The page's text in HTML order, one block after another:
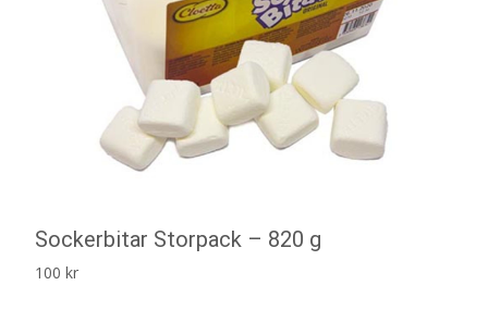
Sockerbitar Storpack – 820 g
100 kr